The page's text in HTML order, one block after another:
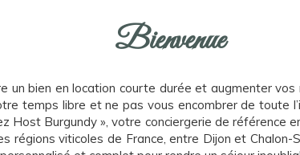
Bienvenue
un bien en location courte durée et augmenter
temps libre et ne pas vous encombrer de toute
Host Burgundy », votre conciergerie de référence
régions viticoles de France, entre Dijon et Chalon-